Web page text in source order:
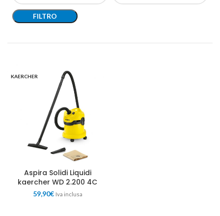
FILTRO
KAERCHER
Aspira Solidi Liquidi
kaercher WD 2.200 4C
59,90€ Iva inclusa